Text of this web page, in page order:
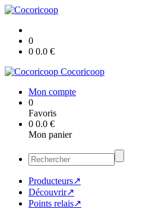
0
0 0.0 €
Cocoricoop
Mon compte
0
Favoris
0 0.0 €
Mon panier
Producteurs↗
Découvrir↗
Points relais↗